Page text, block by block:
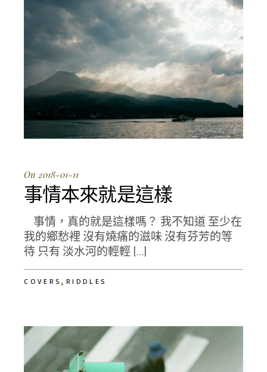
On 2018-01-11
事情本來就是這樣
事情，真的就是這樣嗎？ 我不知道 至少在
我的鄉愁裡 沒有燒痛的滋味 沒有芬芳的等
待 只有 淡水河的輕輕 […]
COVERS ,RIDDLES